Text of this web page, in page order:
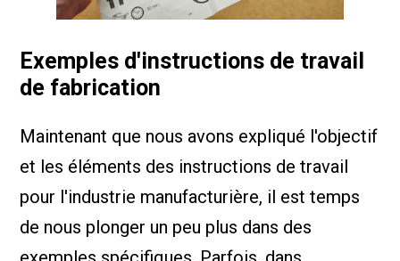
Exemples d'instructions de travail
de fabrication
Maintenant que nous avons expliqué l'objectif
et les éléments des instructions de travail
pour l'industrie manufacturière, il est temps
de nous plonger un peu plus dans des